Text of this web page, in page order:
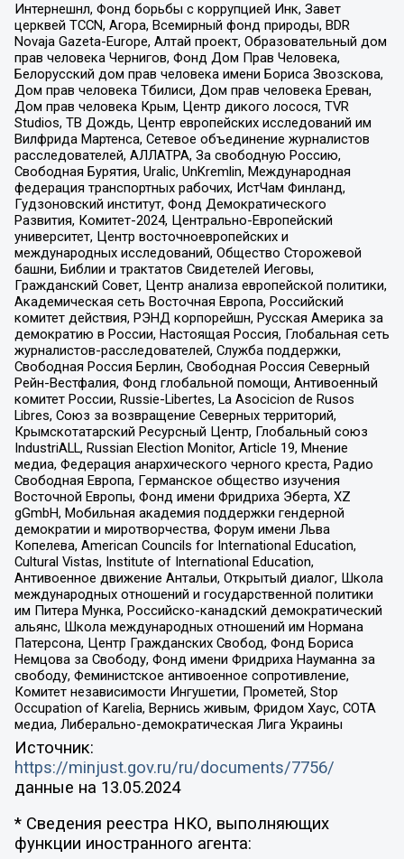
Интернешнл, Фонд борьбы с коррупцией Инк, Завет
церквей TCCN, Агора, Всемирный фонд природы, BDR
Novaja Gazeta-Europe, Алтай проект, Образовательный дом
прав человека Чернигов, Фонд Дом Прав Человека,
Белорусский дом прав человека имени Бориса Звозскова,
Дом прав человека Тбилиси, Дом прав человека Ереван,
Дом прав человека Крым, Центр дикого лосося, TVR
Studios, ТВ Дождь, Центр европейских исследований им
Вилфрида Мартенса, Сетевое объединение журналистов
расследователей, АЛЛАТРА, За свободную Россию,
Свободная Бурятия, Uralic, UnKremlin, Международная
федерация транспортных рабочих, ИстЧам Финланд,
Гудзоновский институт, Фонд Демократического
Развития, Комитет-2024, Центрально-Европейский
университет, Центр восточноевропейских и
международных исследований, Общество Сторожевой
башни, Библии и трактатов Свидетелей Иеговы,
Гражданский Совет, Центр анализа европейской политики,
Академическая сеть Восточная Европа, Российский
комитет действия, РЭНД корпорейшн, Русская Америка за
демократию в России, Настоящая Россия, Глобальная сеть
журналистов-расследователей, Служба поддержки,
Свободная Россия Берлин, Свободная Россия Северный
Рейн-Вестфалия, Фонд глобальной помощи, Антивоенный
комитет России, Russie-Libertes, La Asocicion de Rusos
Libres, Союз за возвращение Северных территорий,
Крымскотатарский Ресурсный Центр, Глобальный союз
IndustriALL, Russian Election Monitor, Article 19, Мнение
медиа, Федерация анархического черного креста, Радио
Свободная Европа, Германское общество изучения
Восточной Европы, Фонд имени Фридриха Эберта, XZ
gGmbH, Мобильная академия поддержки гендерной
демократии и миротворчества, Форум имени Льва
Копелева, American Councils for International Education,
Cultural Vistas, Institute of International Education,
Антивоенное движение Антальи, Открытый диалог, Школа
международных отношений и государственной политики
им Питера Мунка, Российско-канадский демократический
альянс, Школа международных отношений им Нормана
Патерсона, Центр Гражданских Свобод, Фонд Бориса
Немцова за Свободу, Фонд имени Фридриха Науманна за
свободу, Феминистское антивоенное сопротивление,
Комитет независимости Ингушетии, Прометей, Stop
Occupation of Karelia, Вернись живым, Фридом Хаус, СОТА
медиа, Либерально-демократическая Лига Украины
Источник:
https://minjust.gov.ru/ru/documents/7756/
данные на 13.05.2024
* Сведения реестра НКО, выполняющих
функции иностранного агента: